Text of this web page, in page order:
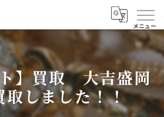
】買取 大吉盛岡
しました！！